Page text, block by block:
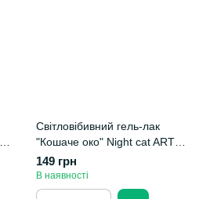
Світловібивний гель-лак
"Кошаче око" Night cat ART
01
149 грн
В наявності